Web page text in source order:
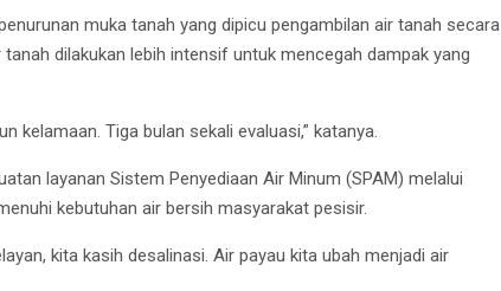
muka tanah yang dipicu pengambilan air tanah secara
dilakukan lebih intensif untuk mencegah dampak yang
kelamaan. Tiga bulan sekali evaluasi,” katanya.
layanan Sistem Penyediaan Air Minum (SPAM) melalui
kebutuhan air bersih masyarakat pesisir.
kita kasih desalinasi. Air payau kita ubah menjadi air